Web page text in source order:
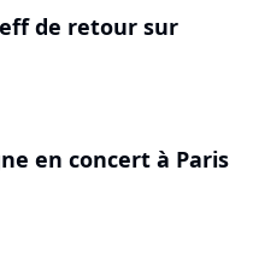
de retour sur
en concert à Paris